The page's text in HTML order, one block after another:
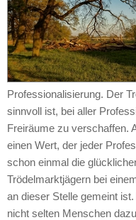
Professionalisierung. Der
sinnvoll ist, bei aller
Freiräume zu verschaffen.
einen Wert, der jeder
schon einmal die
Trödelmarktjägern bei
an dieser Stelle gemeint
nicht selten Menschen